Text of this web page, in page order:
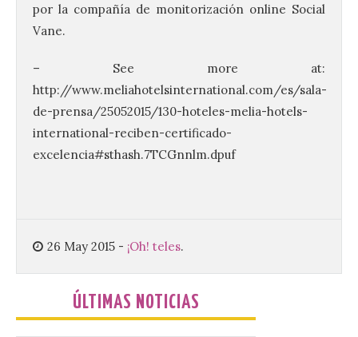
por la compañía de monitorización online Social
Vane.
– See more at:
http://www.meliahotelsinternational.com/es/sala-
de-prensa/25052015/130-hoteles-melia-hotels-
international-reciben-certificado-
excelencia#sthash.7TCGnnlm.dpuf
26 May 2015 - ¡Oh! teles.
ÚLTIMAS NOTICIAS
La Universidad de León
distribuye folletos con la
del eclipse solar que
organiza con la ESA y el
Ayuntamiento
7 Ago 2026
práctica con recomendaciones
observar el eclipse con seguridad León, 7
de agosto de 2026. La programación […]